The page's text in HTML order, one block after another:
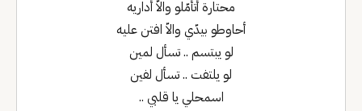
محتارة أتأمّلو والاّ أداريه
أحاوطو بيدّي والاّ افتن عليه
لو يبتسم .. تسأل لمين
لو يلتفت .. تسأل لفين
اسمحلي يا قلبي ..